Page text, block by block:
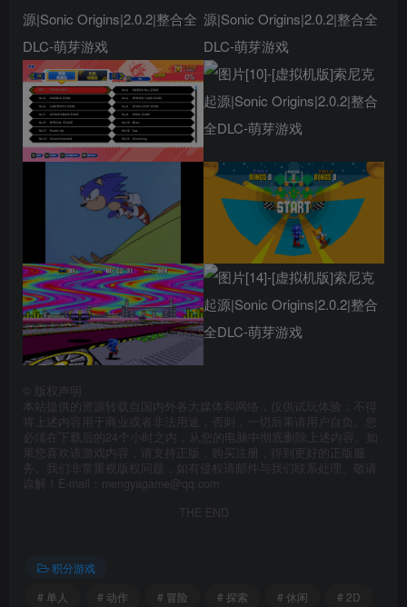
版权声明
本站提供的资源转载自国内外各大媒体和网络，仅供试玩体验；不得
将上述内容用于商业或者非法用途，否则，一切后果请用户自负。您
必须在下载后的24个小时之内，从您的电脑中彻底删除上述内容。如
果您喜欢该游戏内容，请支持正版，购买注册，得到更好的正版服
务。我们非常重视版权问题，如有侵权请邮件与我们联系处理。敬请
谅解！E-mail：mengyagame@qq.com
THE END
积分游戏
# 单人
# 动作 # 冒险 # 探索 # 休闲
# 2D